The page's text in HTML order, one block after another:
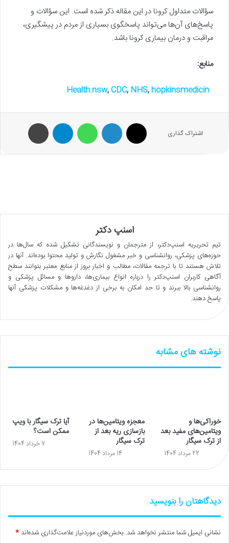
سؤالات متداول کرونا در این مقاله ذکر شده است. این سؤالات و
پاسخ‌های آن‌ها می‌تواند پاسخگوی بسیاری از مردم در پیشگیری،
مراقبت و درمان بیماری کرونا باشد.
منابع:
Health.nsw,CDC, NHS,hopkinsmedicin
اشتراک گذاری
اسنپ دکتر
تیم تحریریه اسنپ‌دکتر، از مترجمان و نویسندگانی تشکیل شده که سال‌ها در
حوزه‌های پزشکی، روانشناسی و خبر مشغول نگارش و تولید محتوا بوده‌اند. آنها در
تلاش هستند تا با ترجمه مقالات، مطالب و اخبار بروز از منابع معتبر بتوانند سطح
آگاهی کاربران اسنپ‌دکتر را درباره انواع بیماری‌ها، داروها و مسائل پزشکی و
روانشناسی بالا ببرند و تا حد امکان به برخی از دغدغه‌ها و مشکلات پزشکی آنها
پاسخ دهند.
نوشته های مشابه
خوراکی‌ها و
ویتامین‌های مفید بعد
از ترک سیگار
22 مرداد 1404
معجزه ویتامین‌ها در
بازسازی ریه بعد از
ترک سیگار
14 مرداد 1404
آیا ترک سیگار با ویپ
ممکن است؟
7 خرداد 1404
دیدگاهتان را بنویسید
نشانی ایمیل شما منتشر نخواهد شد. بخش‌های موردنیاز علامت‌گذاری شده‌اند*